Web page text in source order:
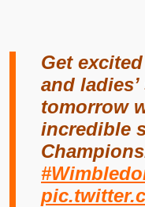
Get
and
tomorrow
incredible